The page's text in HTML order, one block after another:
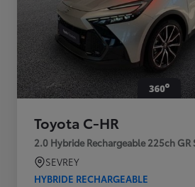
Toyota C-HR
2.0 Hybride Rechargeable 225ch GR
SEVREY
HYBRIDE RECHARGEABLE